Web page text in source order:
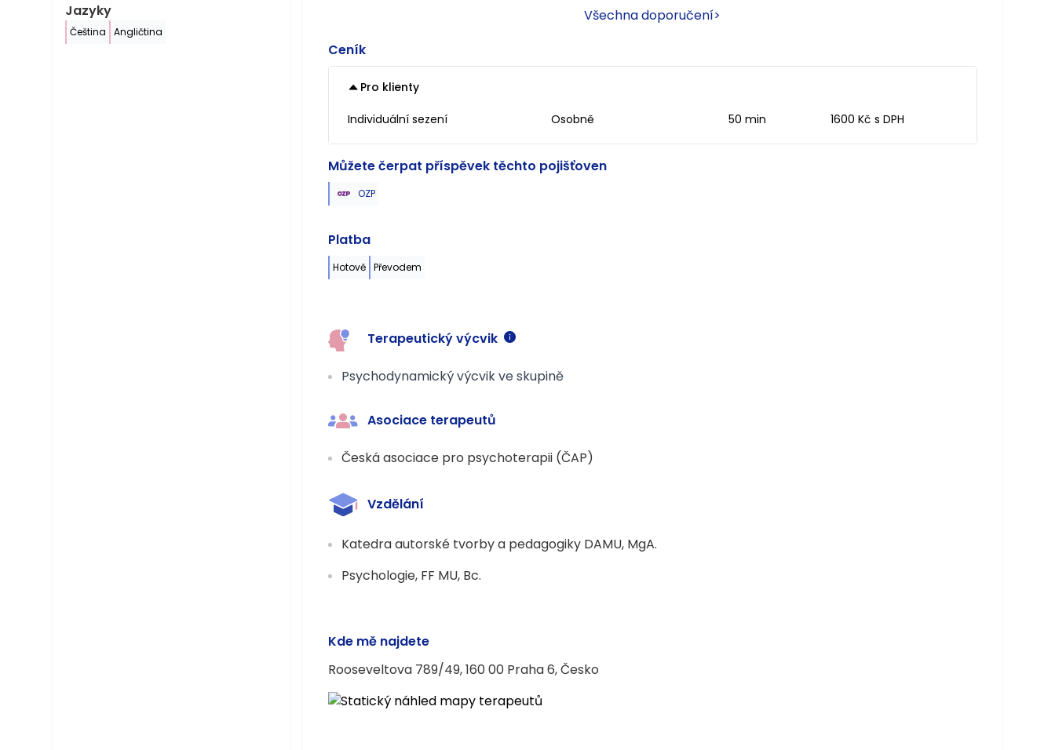
Jazyky
Čeština Angličtina
jsem od pana Bábka dostal, jenž mi pomohla si
ještě dlouhou cestu, ale myslím si, že pan Bábek
Všechna doporučení>
Ceník
Pro klienty
Individuální sezení Osobně 50 min 1600 Kč s DPH
Můžete čerpat příspěvek těchto pojišťoven
OZP
Platba
Hotově Převodem
Terapeutický výcvik
Psychodynamický výcvik ve skupině
Asociace terapeutů
Česká asociace pro psychoterapii (ČAP)
Vzdělání
Katedra autorské tvorby a pedagogiky DAMU, MgA.
Psychologie, FF MU, Bc.
Kde mě najdete
Rooseveltova 789/49, 160 00 Praha 6, Česko